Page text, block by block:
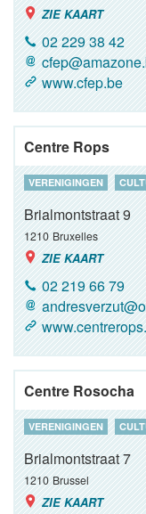
ZIE KAART
02 229 38 42
www.cfep.be
Centre Rops
VERENIGINGEN
Brialmontstraat 9
1210 Bruxelles
ZIE KAART
02 219 66 79
Centre Rosocha
VERENIGINGEN
Brialmontstraat 7
1210 Brussel
ZIE KAART